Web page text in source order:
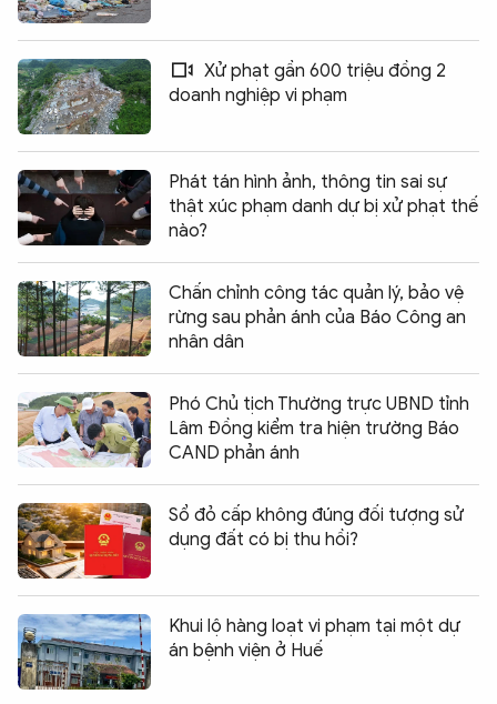
Xử phạt gần 600 triệu đồng 2
doanh nghiệp vi phạm
Phát tán hình ảnh, thông tin sai sự
thật xúc phạm danh dự bị xử phạt thế
nào?
Chấn chỉnh công tác quản lý, bảo vệ
rừng sau phản ánh của Báo Công an
nhân dân
Phó Chủ tịch Thường trực UBND tỉnh
Lâm Đồng kiểm tra hiện trường Báo
CAND phản ánh
Sổ đỏ cấp không đúng đối tượng sử
dụng đất có bị thu hồi?
Khui lộ hàng loạt vi phạm tại một dự
án bệnh viện ở Huế